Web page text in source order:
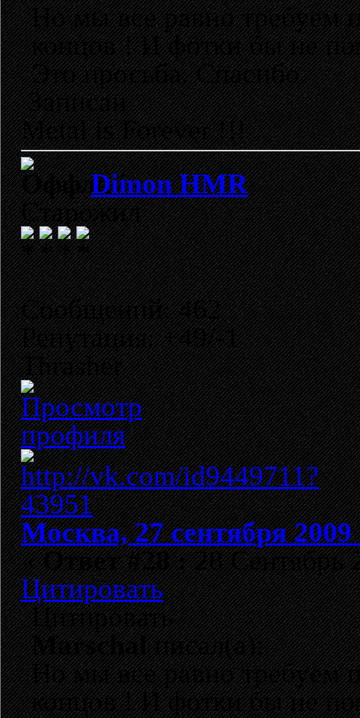
Но мы все равно требуем
концов ! И фотки бы не
Это просьба. Спасибо.
Записан
Metal is Forever !!!
Dimon HMR
Старожил
Сообщений: 462
Репутация: +49/-1
Thrasher
Москва, 27 сентября 2009
«Ответ #28 :28 Сентябрь
Цитировать
Цитировать
Marschalписал(а):
Но мы все равно требуем
концов ! И фотки бы не